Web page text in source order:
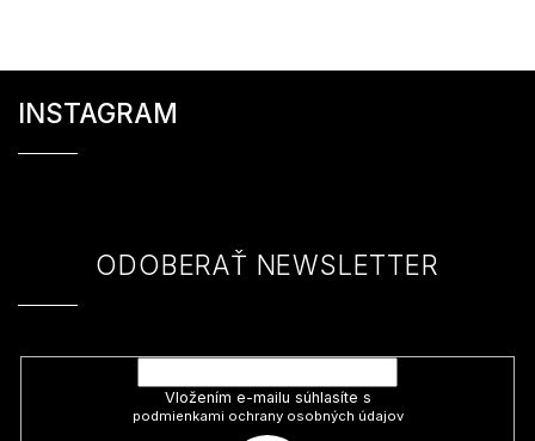
INSTAGRAM
ODOBERAŤ NEWSLETTER
Vložením e-mailu súhlasíte s
podmienkami ochrany osobných údajov